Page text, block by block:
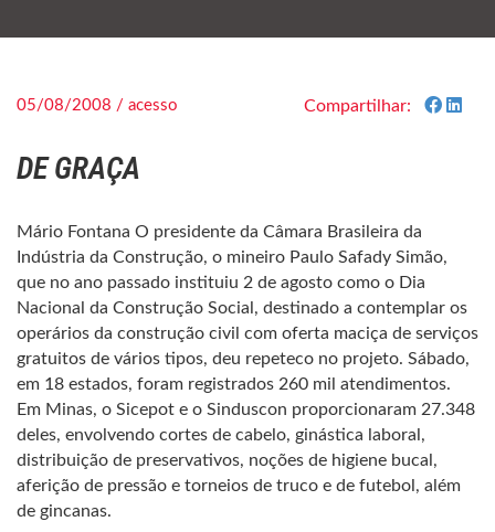
05/08/2008 / acesso Compartilhar:
DE GRAÇA
Mário Fontana O presidente da Câmara Brasileira da
Indústria da Construção, o mineiro Paulo Safady Simão,
que no ano passado instituiu 2 de agosto como o Dia
Nacional da Construção Social, destinado a contemplar os
operários da construção civil com oferta maciça de serviços
gratuitos de vários tipos, deu repeteco no projeto. Sábado,
em 18 estados, foram registrados 260 mil atendimentos.
Em Minas, o Sicepot e o Sinduscon proporcionaram 27.348
deles, envolvendo cortes de cabelo, ginástica laboral,
distribuição de preservativos, noções de higiene bucal,
aferição de pressão e torneios de truco e de futebol, além
de gincanas.